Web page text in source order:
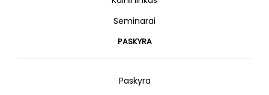
Seminarai
PASKYRA
Paskyra